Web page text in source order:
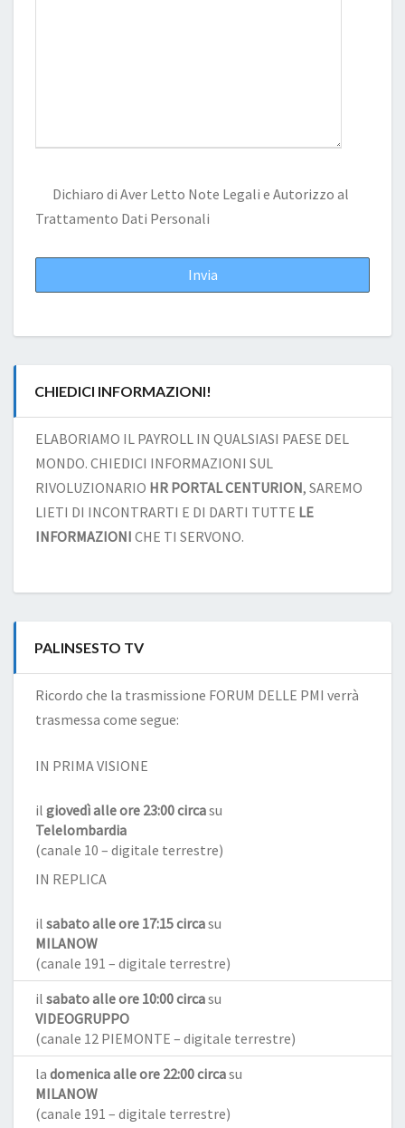
Dichiaro di Aver Letto Note Legali e Autorizzo al
Trattamento Dati Personali
CHIEDICI INFORMAZIONI!
ELABORIAMO IL PAYROLL IN QUALSIASI PAESE DEL
MONDO. CHIEDICI INFORMAZIONI SUL
RIVOLUZIONARIO HR PORTAL CENTURION, SAREMO
LIETI DI INCONTRARTI E DI DARTI TUTTE LE
INFORMAZIONI CHE TI SERVONO.
PALINSESTO TV
Ricordo che la trasmissione FORUM DELLE PMI verrà
trasmessa come segue:
IN PRIMA VISIONE
il giovedì alle ore 23:00 circasu
Telelombardia
(canale 10 – digitale terrestre)
IN REPLICA
il sabato alle ore 17:15 circasu
MILANOW
(canale 191 – digitale terrestre)
il sabato alle ore 10:00 circasu
VIDEOGRUPPO
(canale 12 PIEMONTE – digitale terrestre)
la domenica alle ore 22:00 circasu
MILANOW
(canale 191 – digitale terrestre)